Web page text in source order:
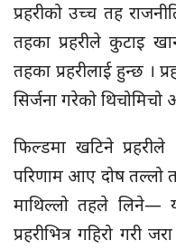
प्रहरीको उच्च तह
तहका प्रहरीले कुटाइ
तहका प्रहरीलाई हुन्छ ।
सिर्जना गरेको
फिल्डमा खटिने
परिणाम आए दोष तल्लो
माथिल्लो तहले लिने—
प्रहरीभित्र गहिरो